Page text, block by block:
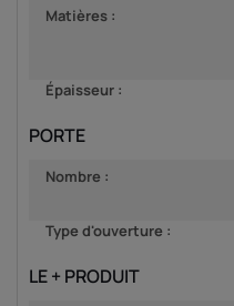
Matières :
Épaisseur :
PORTE
Nombre :
Type d'ouverture :
LE + PRODUIT